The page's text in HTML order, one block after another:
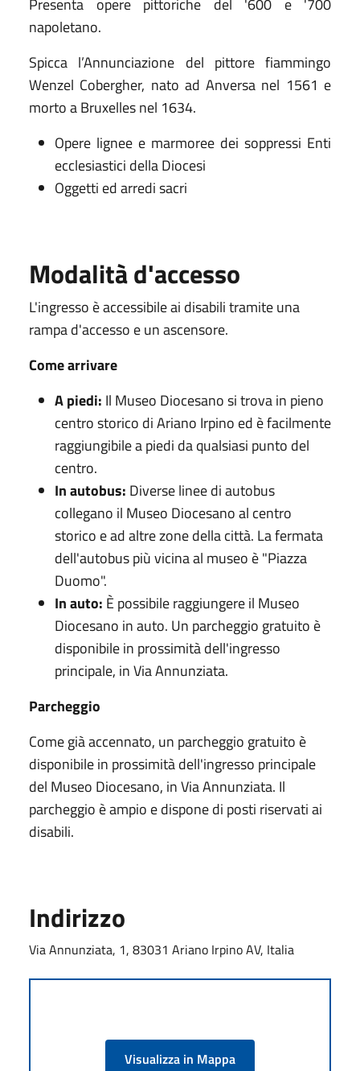
napoletano.
Spicca l’Annunciazione del pittore fiammingo
Wenzel Cobergher, nato ad Anversa nel 1561 e
morto a Bruxelles nel 1634.
Opere lignee e marmoree dei soppressi Enti
ecclesiastici della Diocesi
Oggetti ed arredi sacri
Modalità d'accesso
L'ingresso è accessibile ai disabili tramite una
rampa d'accesso e un ascensore.
Come arrivare
A piedi: Il Museo Diocesano si trova in pieno
centro storico di Ariano Irpino ed è facilmente
raggiungibile a piedi da qualsiasi punto del
centro.
In autobus: Diverse linee di autobus
collegano il Museo Diocesano al centro
storico e ad altre zone della città. La fermata
dell'autobus più vicina al museo è "Piazza
Duomo".
In auto: È possibile raggiungere il Museo
Diocesano in auto. Un parcheggio gratuito è
disponibile in prossimità dell'ingresso
principale, in Via Annunziata.
Parcheggio
Come già accennato, un parcheggio gratuito è
disponibile in prossimità dell'ingresso principale
del Museo Diocesano, in Via Annunziata. Il
parcheggio è ampio e dispone di posti riservati ai
disabili.
Indirizzo
Via Annunziata, 1, 83031 Ariano Irpino AV, Italia
Visualizza in Mappa